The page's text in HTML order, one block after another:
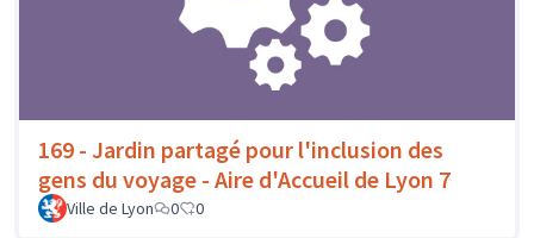
169 - Jardin partagé pour l'inclusion des
gens du voyage - Aire d'Accueil de Lyon 7
Ville de Lyon 0 0